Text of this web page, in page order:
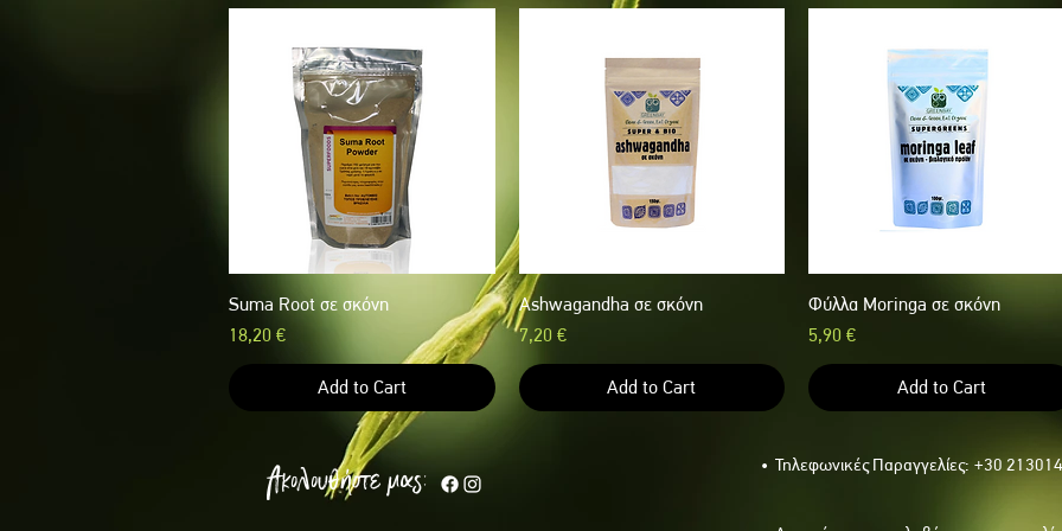
Quick View
Suma Root σε σκόνη
Price
18,20 €
Add to Cart
Quick View
Ashwagandha σε σκόνη
Price
7,20 €
Add to Cart
Quick View
Φύλλα Moringa σε σκόνη
Price
5,90 €
Add to Cart
Ακολουθήστε μας: +30
• Τηλεφωνικές Παραγγελίες: